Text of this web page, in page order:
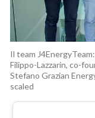
Il team
Filippo-Lazzarin, co-
Stefano Grazian
scaled